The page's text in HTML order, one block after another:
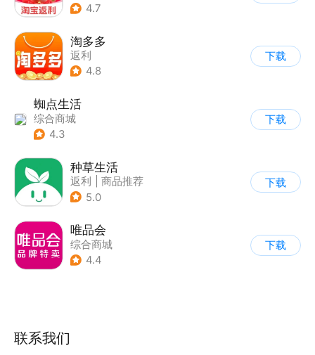
4.7
淘多多
返利
4.8
下载
蜘点生活
综合商城
4.3
下载
种草生活
返利
商品推荐
5.0
下载
唯品会
综合商城
4.4
下载
联系我们